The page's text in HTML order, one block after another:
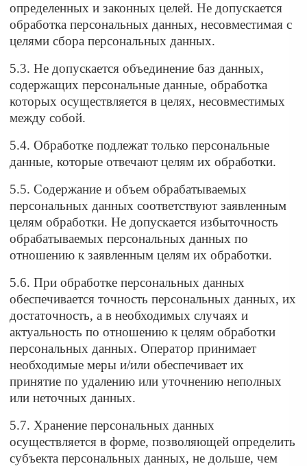
определенных и законных целей. Не допускается
обработка персональных данных, несовместимая с
целями сбора персональных данных.
5.3. Не допускается объединение баз данных,
содержащих персональные данные, обработка
которых осуществляется в целях, несовместимых
между собой.
5.4. Обработке подлежат только персональные
данные, которые отвечают целям их обработки.
5.5. Содержание и объем обрабатываемых
персональных данных соответствуют заявленным
целям обработки. Не допускается избыточность
обрабатываемых персональных данных по
отношению к заявленным целям их обработки.
5.6. При обработке персональных данных
обеспечивается точность персональных данных, их
достаточность, а в необходимых случаях и
актуальность по отношению к целям обработки
персональных данных. Оператор принимает
необходимые меры и/или обеспечивает их
принятие по удалению или уточнению неполных
или неточных данных.
5.7. Хранение персональных данных
осуществляется в форме, позволяющей определить
субъекта персональных данных, не дольше, чем